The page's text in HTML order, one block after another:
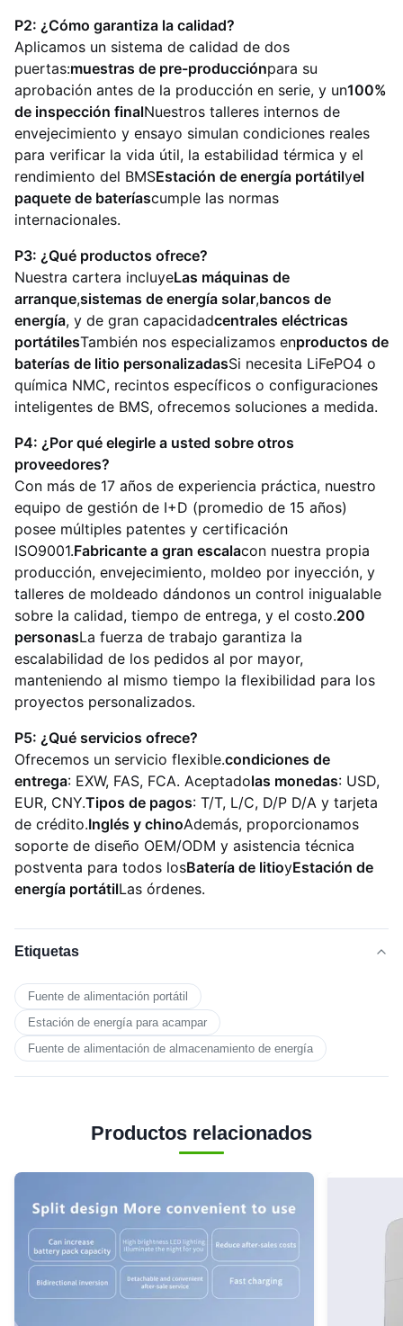
P2: ¿Cómo garantiza la calidad?
Aplicamos un sistema de calidad de dos
puertas:muestras de pre-producciónpara su
aprobación antes de la producción en serie, y un100%
de inspección finalNuestros talleres internos de
envejecimiento y ensayo simulan condiciones reales
para verificar la vida útil, la estabilidad térmica y el
rendimiento del BMSEstación de energía portátilyel
paquete de bateríascumple las normas
internacionales.
P3: ¿Qué productos ofrece?
Nuestra cartera incluyeLas máquinas de
arranque,sistemas de energía solar,bancos de
energía, y de gran capacidadcentrales eléctricas
portátilesTambién nos especializamos enproductos de
baterías de litio personalizadasSi necesita LiFePO4 o
química NMC, recintos específicos o configuraciones
inteligentes de BMS, ofrecemos soluciones a medida.
P4: ¿Por qué elegirle a usted sobre otros
proveedores?
Con más de 17 años de experiencia práctica, nuestro
equipo de gestión de I+D (promedio de 15 años)
posee múltiples patentes y certificación
ISO9001.Fabricante a gran escalacon nuestra propia
producción, envejecimiento, moldeo por inyección, y
talleres de moldeado dándonos un control inigualable
sobre la calidad, tiempo de entrega, y el costo.200
personasLa fuerza de trabajo garantiza la
escalabilidad de los pedidos al por mayor,
manteniendo al mismo tiempo la flexibilidad para los
proyectos personalizados.
P5: ¿Qué servicios ofrece?
Ofrecemos un servicio flexible.condiciones de
entrega: EXW, FAS, FCA. Aceptadolas monedas: USD,
EUR, CNY.Tipos de pagos: T/T, L/C, D/P D/A y tarjeta
de crédito.Inglés y chinoAdemás, proporcionamos
soporte de diseño OEM/ODM y asistencia técnica
postventa para todos losBatería de litioyEstación de
energía portátilLas órdenes.
Etiquetas
Fuente de alimentación portátil
Estación de energía para acampar
Fuente de alimentación de almacenamiento de energía
Productos relacionados